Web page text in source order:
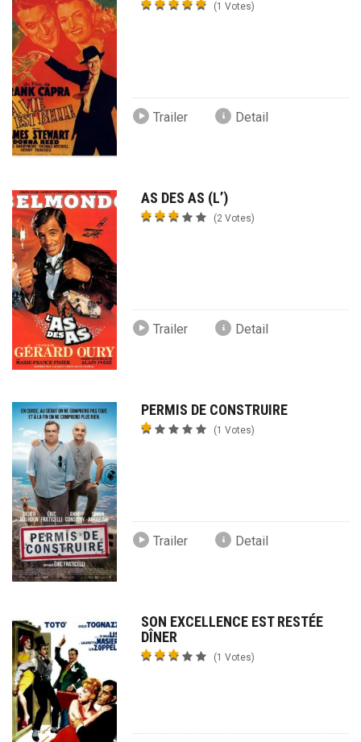
(1 Votes)
Trailer Detail
AS DES AS (L’)
(2 Votes)
Trailer Detail
PERMIS DE CONSTRUIRE
(1 Votes)
Trailer Detail
SON EXCELLENCE EST RESTÉE
DÎNER
(1 Votes)